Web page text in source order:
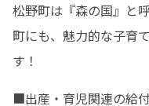
松野町は『森の国』と
町にも、魅力的な子育
す！
■出産・育児関連の給